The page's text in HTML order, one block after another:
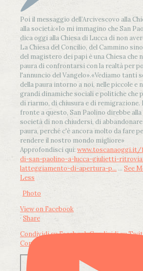
Poi il messaggio dell’Arcivescovo alla
alla società:«Io mi immagino che San
dica oggi alla Chiesa di Lucca di non
La Chiesa del Concilio, del Cammino
del magistero dei papi è una Chiesa che
paura di confrontarsi con la realtà per
l'annuncio del Vangelo».«Vediamo tanti
della paura intorno a noi, nelle piccole e
grandi dinamiche sociali e politiche che
di riarmo, di chiusura e di remigrazione.
fronte a questo, San Paolino direbbe
società di non chiudersi, di
paura, perché c'è ancora molto da fare
rendere il nostro mondo migliore»
Approfondisci qui:
di-san-paolino-a-lucca-giulietti-
latteggiamento-di-apertura-p... ... See
Less
Photo
View on Facebook
· Share
Condividi su FacebookCondividi su
Condividi su LinkedIn